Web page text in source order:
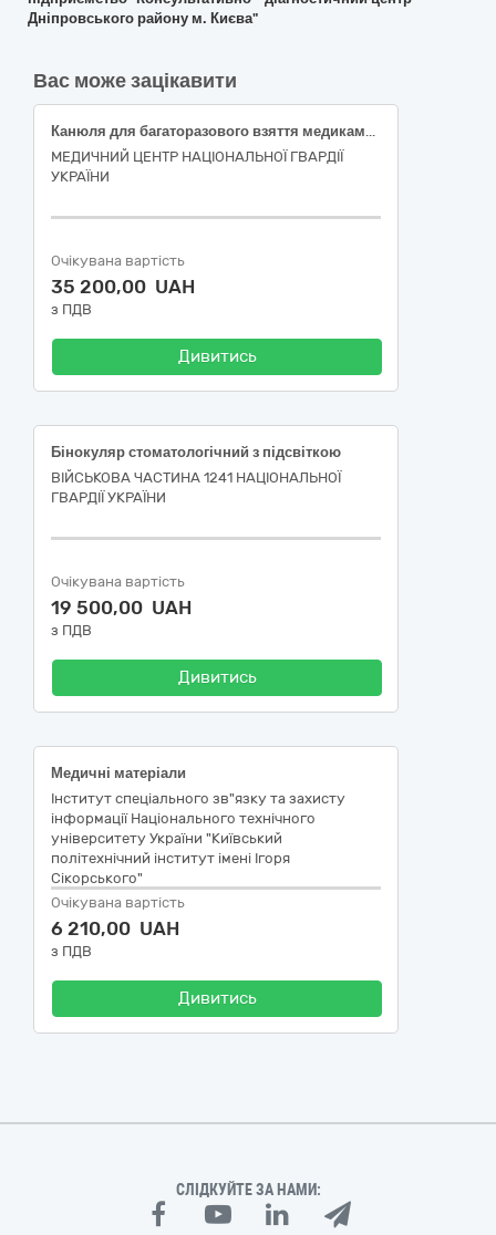
Дніпровського району м. Києва"
Вас може зацікавити
Канюля для багаторазового взяття медикаментів з антибактеріальним фільтром для фільтрації повітря та фільтром тонкої очистки розчину (червона)
МЕДИЧНИЙ ЦЕНТР НАЦІОНАЛЬНОЇ ГВАРДІЇ
УКРАЇНИ
Очікувана вартість
35 200,00 UAH
з ПДВ
Дивитись
Бінокуляр стоматологічний з підсвіткою
ВІЙСЬКОВА ЧАСТИНА 1241 НАЦІОНАЛЬНОЇ
ГВАРДІЇ УКРАЇНИ
Очікувана вартість
19 500,00 UAH
з ПДВ
Дивитись
Медичні матеріали
Інститут спеціального зв"язку та захисту
інформації Національного технічного
університету України "Київський
політехнічний інститут імені Ігоря
Сікорського"
Очікувана вартість
6 210,00 UAH
з ПДВ
Дивитись
СЛІДКУЙТЕ ЗА НАМИ: